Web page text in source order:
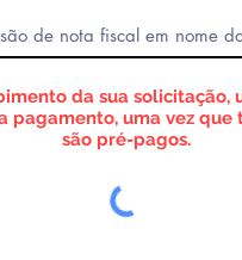
da sua solicitação,
uma vez que
são pré-pagos.